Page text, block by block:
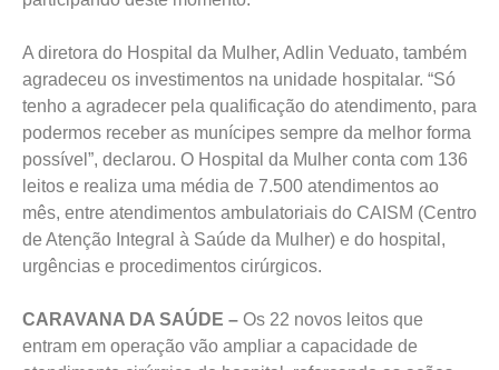
A diretora do Hospital da Mulher, Adlin Veduato, também
agradeceu os investimentos na unidade hospitalar. “Só
tenho a agradecer pela qualificação do atendimento, para
podermos receber as munícipes sempre da melhor forma
possível”, declarou. O Hospital da Mulher conta com 136
leitos e realiza uma média de 7.500 atendimentos ao
mês, entre atendimentos ambulatoriais do CAISM (Centro
de Atenção Integral à Saúde da Mulher) e do hospital,
urgências e procedimentos cirúrgicos.
CARAVANA DA SAÚDE – Os 22 novos leitos que
entram em operação vão ampliar a capacidade de